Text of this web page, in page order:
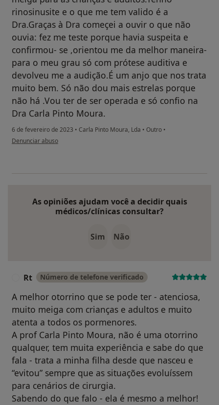
rinosinusite e o que me tem valido é a
Dra.Graças à Dra começei a ouvir o que não
ouvia: fez me teste porque havia suspeita e
confirmou- se ,orientou me da melhor maneira-
para o meu grau só com prótese auditiva e
devolveu me a audição.É um anjo que nos trata
muito bem. Só não dou mais estrelas porque
não há .Vou ter de ser operada e só confio na
Dra Carla Pinto Moura.
6 de fevereiro de 2023 • Carla Pinto Moura, Lda • Outro •
na opinião do utilizador Paciente
Denunciar abuso
As opiniões ajudam você a decidir quais
médicos/clínicas consultar?
Sim Não
Rt Número de telefone verificado
A melhor otorrino que se pode ter - atenciosa,
muito meiga com crianças e adultos e muito
atenta a todos os pormenores.
A prof Carla Pinto Moura, não é uma otorrino
qualquer, tem muita experiência e sabe do que
fala - trata a minha filha desde que nasceu e
“evitou” sempre que as situações evoluíssem
para cenários de cirurgia.
Sabendo do que falo - ela é mesmo a melhor!